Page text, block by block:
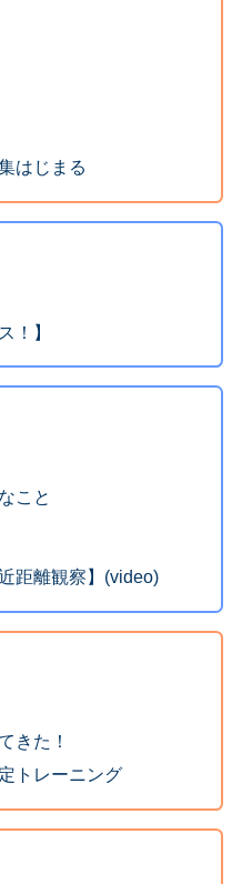
はじまる
！】
こと
距離観察】(video)
きた！
トレーニング